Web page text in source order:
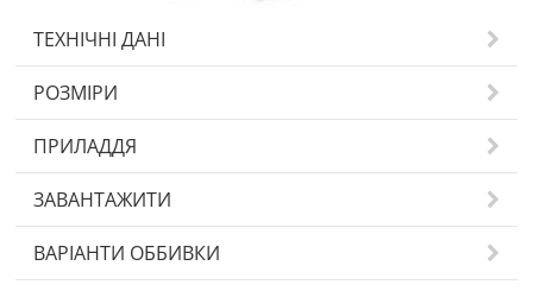
ТЕХНІЧНІ ДАНІ
РОЗМІРИ
ПРИЛАДДЯ
ЗАВАНТАЖИТИ
ВАРІАНТИ ОББИВКИ